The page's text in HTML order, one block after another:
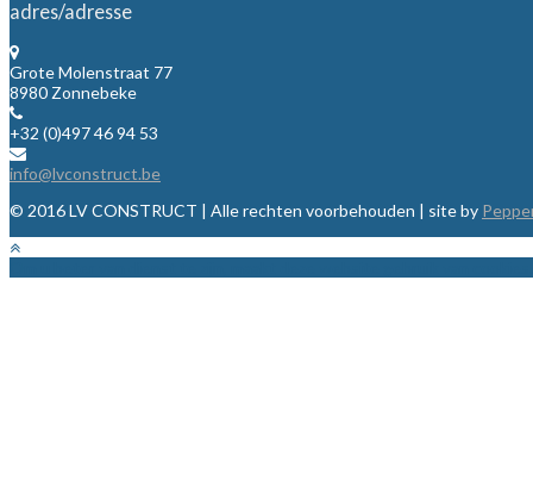
adres/adresse
Grote Molenstraat 77
8980 Zonnebeke
+32 (0)497 46 94 53
info@lvconstruct.be
© 2016 LV CONSTRUCT | Alle rechten voorbehouden | site by